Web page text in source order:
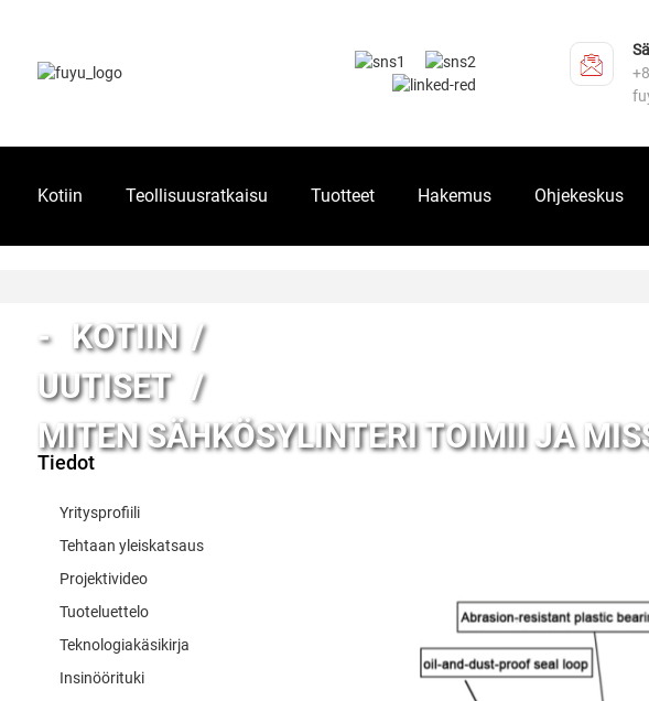
Kotiin Teollisuusratkaisu Tuotteet Hakemus Ohjekeskus
KOTIIN
UUTISET
MITEN SÄHKÖSYLINTERI TOIMII JA
Tiedot
Yritysprofiili
Tehtaan yleiskatsaus
Projektivideo
Tuoteluettelo
Teknologiakäsikirja
Insinöörituki